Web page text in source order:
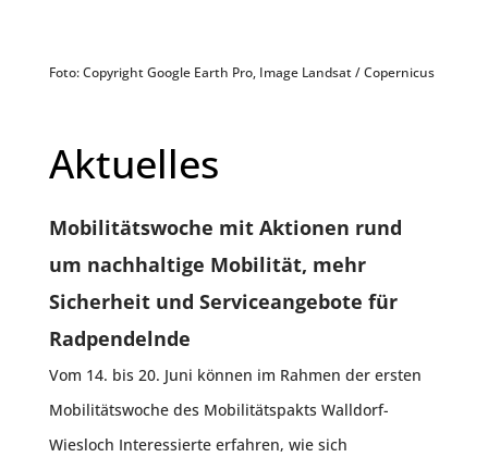
Foto: Copyright Google Earth Pro, Image Landsat / Copernicus
Aktuelles
Mobilitätswoche mit Aktionen rund
um nachhaltige Mobilität, mehr
Sicherheit und Serviceangebote für
Radpendelnde
Vom 14. bis 20. Juni können im Rahmen der ersten
Mobilitätswoche des Mobilitätspakts Walldorf-
Wiesloch Interessierte erfahren, wie sich